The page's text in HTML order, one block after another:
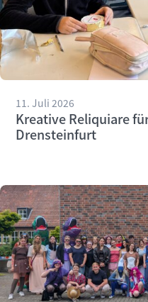
11. Juli 2026
Kreative Reliquiare
Drensteinfurt